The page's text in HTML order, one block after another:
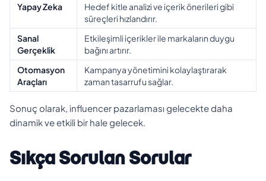
Yapay Zeka
Hedef kitle analizi ve içerik önerileri gibi
süreçleri hızlandırır.
Sanal
Gerçeklik
Etkileşimli içerikler ile markaların duygu
bağını artırır.
Otomasyon
Araçları
Kampanya yönetimini kolaylaştırarak
zaman tasarrufu sağlar.
Sonuç olarak, influencer pazarlaması gelecekte daha
dinamik ve etkili bir hale gelecek.
Sıkça Sorulan Sorular